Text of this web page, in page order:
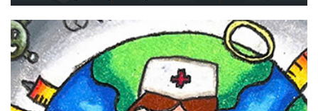
Nghiên cứu Phát triển Xã
hội_ISDS)